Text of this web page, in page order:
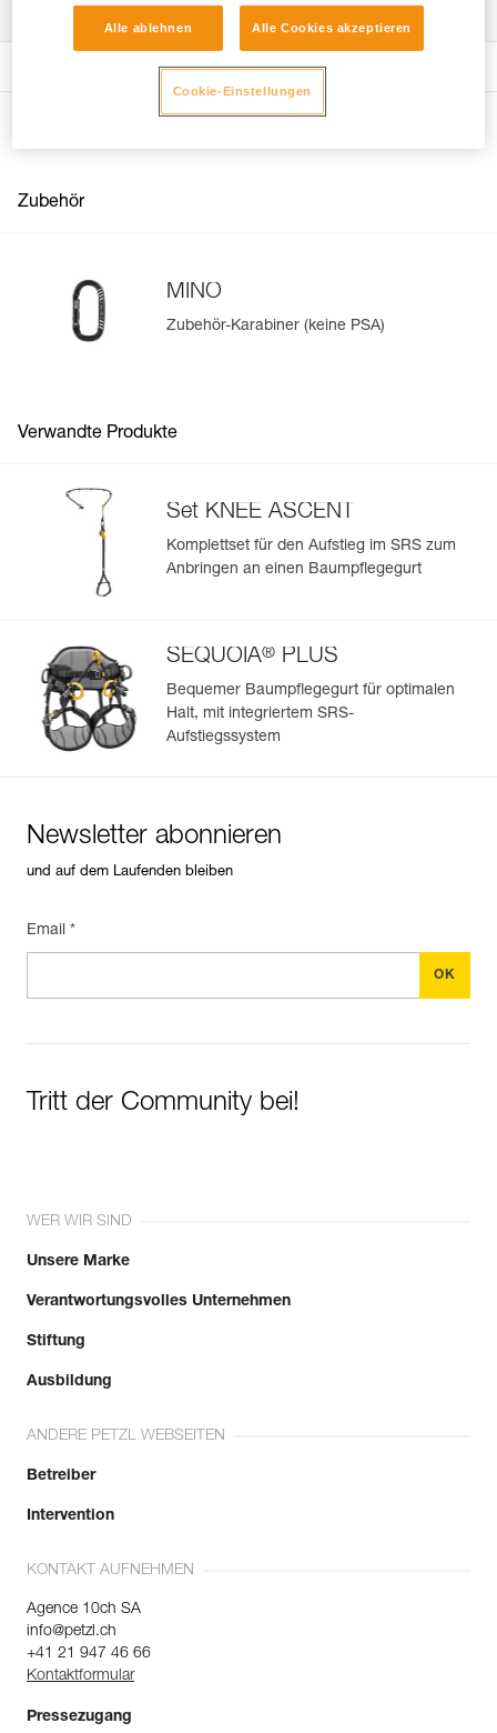
Halt am Fuß. Zudem kann die Schlinge mithilfe eines
MINO-Zubehör-Karabiners (enthalten) oben am Schuh
angebracht werden.
Ergonomische Anwendung:
Fußsteigklemme dank Sicherheitssperre.
Durchmesser max.: 13 mm
Referenz : B022BA00
Häufige Fragen
See all technical content
Wartung
Einfache Verwaltung und Überprüfung Ihrer PSA
automatisch hochgeladen.
Sehen Sie sich die Geschichte eines Produkts ab dem
Herstellungsdatum an.
Mehr erfahren
Zubehör
MINO
Zubehör-Karabiner (keine PSA)
Verwandte Produkte
Set KNEE ASCENT
Komplettset für den Aufstieg im SRS zum
Anbringen an einen Baumpflegegurt
SEQUOIA® PLUS
Bequemer Baumpflegegurt für optimalen
Halt, mit integriertem SRS-
Aufstiegssystem
Newsletter abonnieren
und auf dem Laufenden bleiben
Email *
Tritt der Community bei!
WER WIR SIND
Unsere Marke
Verantwortungsvolles Unternehmen
Stiftung
Ausbildung
ANDERE PETZL WEBSEITEN
Betreiber
Intervention
KONTAKT AUFNEHMEN
Agence 10ch SA
info@petzl.ch
+41 21 947 46 66
Kontaktformular
Pressezugang
Alle ablehnen Alle Cookies akzeptieren
Cookie-Einstellungen